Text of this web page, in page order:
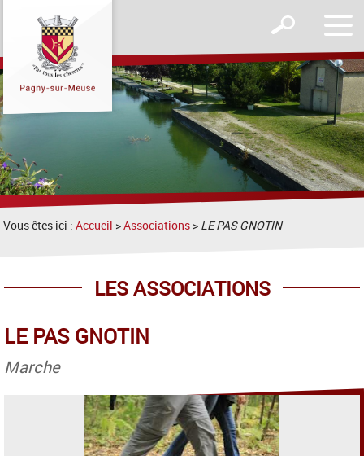
le
Afficher
formulaire
de
recherche
Vous êtes ici :Accueil >Associations > LE PAS GNOTIN
LES ASSOCIATIONS
LE PAS GNOTIN
Marche